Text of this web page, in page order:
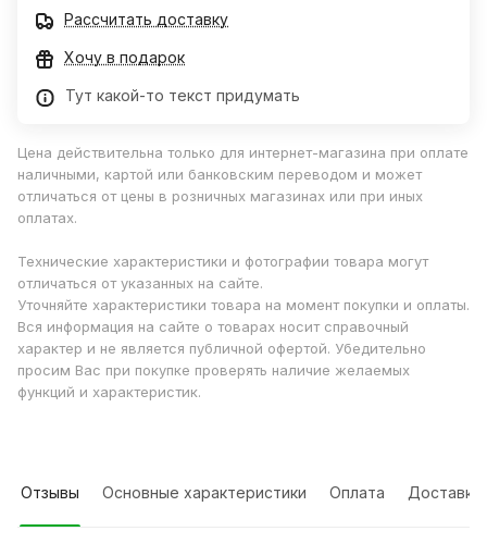
Рассчитать доставку
Хочу в подарок
Тут какой-то текст придумать
Цена действительна только для интернет-магазина при оплате
наличными, картой или банковским переводом и может
отличаться от цены в розничных магазинах или при иных
оплатах.
Технические характеристики и фотографии товара могут
отличаться от указанных на сайте.
Уточняйте характеристики товара на момент покупки и оплаты.
Вся информация на сайте о товарах носит справочный
характер и не является публичной офертой. Убедительно
просим Вас при покупке проверять наличие желаемых
функций и характеристик.
Отзывы Основные характеристики Оплата Доставка